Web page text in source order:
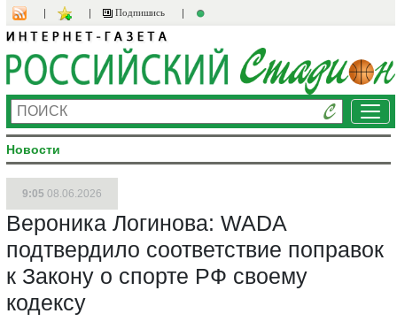
Подпишись
Новости
9:05 08.06.2026
Вероника Логинова: WADA
подтвердило соответствие поправок
к Закону о спорте РФ своему
кодексу